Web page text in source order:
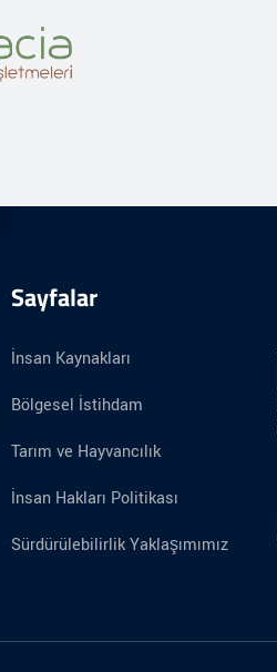
Sayfalar
İnsan Kaynakları
Bölgesel İstihdam
Tarım ve Hayvancılık
İnsan Hakları Politikası
Sürdürülebilirlik Yaklaşımımız